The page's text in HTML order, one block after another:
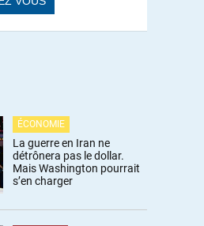
ÉCONOMIE
La guerre en Iran ne
détrônera pas le dollar.
Mais Washington pourrait
s’en charger